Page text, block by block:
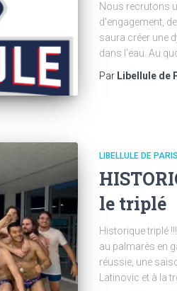
Nous recrutons
d’engagement,
saura créer une
dans l’eau. Au
Par Libellule de
LIBELLULE DE PARIS
le triplé
Historique triplé
au palmarès en
réussie, une
Latinovic et à la